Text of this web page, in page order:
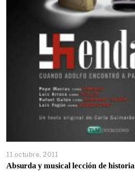
11 octubre, 2011
Absurda y musical lección de historia